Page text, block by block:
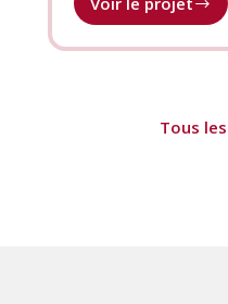
Résultats
du
et
Tous